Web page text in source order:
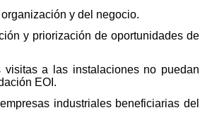
y del negocio.
y priorización de oportunidades de
a las instalaciones no puedan
EOI.
industriales beneficiarias del